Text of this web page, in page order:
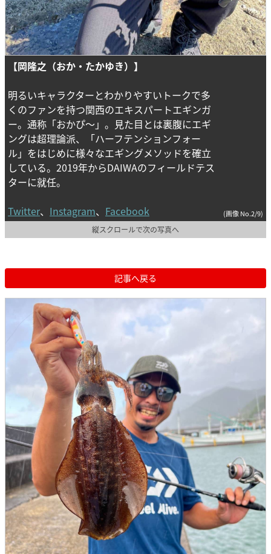
【岡隆之（おか・たかゆき）】
明るいキャラクターとわかりやすいトークで多
くのファンを持つ関西のエキスパートエギンガ
ー。通称「おかぴ～」。見た目とは裏腹にエギ
ングは超理論派、「ハーフテンションフォー
ル」をはじめに様々なエギングメソッドを確立
している。2019年からDAIWAのフィールドテス
ターに就任。
Twitter、 Instagram、 Facebook (画像 No.2/9)
縦スクロールで次の写真へ
記事へ戻る